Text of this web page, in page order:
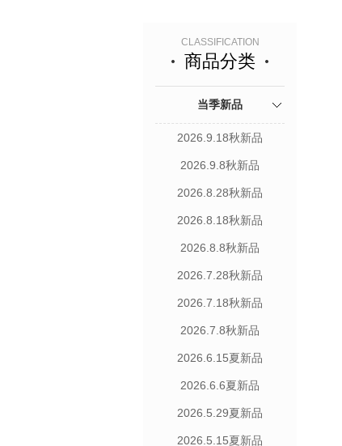
CLASSIFICATION
商品分类
当季新品
2026.9.18秋新品
2026.9.8秋新品
2026.8.28秋新品
2026.8.18秋新品
2026.8.8秋新品
2026.7.28秋新品
2026.7.18秋新品
2026.7.8秋新品
2026.6.15夏新品
2026.6.6夏新品
2026.5.29夏新品
2026.5.15夏新品